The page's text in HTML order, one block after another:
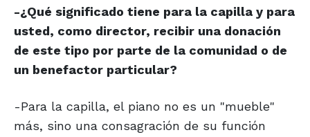
-¿Qué significado tiene para la capilla y para
usted, como director, recibir una donación
de este tipo por parte de la comunidad o de
un benefactor particular?
-Para la capilla, el piano no es un "mueble"
más, sino una consagración de su función